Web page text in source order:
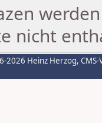
nicht
2026 Heinz Herzog,